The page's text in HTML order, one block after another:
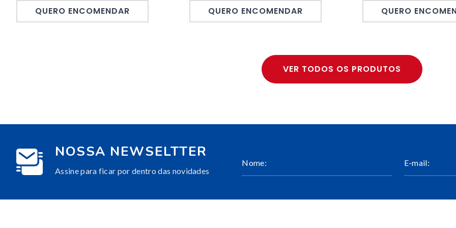
QUERO ENCOMENDAR QUERO ENCOMENDAR QUERO
VER TODOS OS PRODUTOS
NOSSA NEWSELTTER
Assine para ficar por dentro das novidades